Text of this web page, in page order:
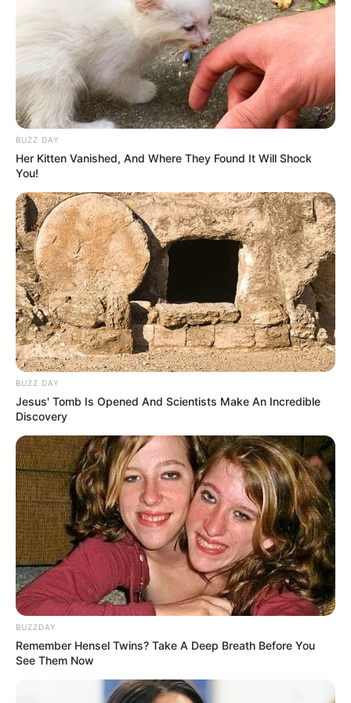
(foto: freepik)
Tumbuhan air yang tergolong familyNymphaeaceaeini termasuk
langka. Bunganya memiliki warna putih dan mekarnya hanya
pada saat malam hari.
Tapi warna bunganya bisa berubah saat mengalami penyerbukan
dan menjadi ungu atau pink.
Pertumbuhannya tidak berlangsung sepanjang tahun, apalagi di
daerah yang bukan tempat aslinya. Misalnya di Inggris
pertumbuhan dan reproduksinya hanya pada saat musim panas
atau iklimnya hangat.
BUZZ DAY
Her Kitten Vanished, And Where They Found It Will Shock
You!
BUZZ DAY
Jesus' Tomb Is Opened And Scientists Make An Incredible
Discovery
BUZZDAY
Remember Hensel Twins? Take A Deep Breath Before You
See Them Now